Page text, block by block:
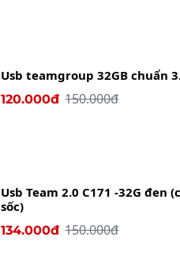
Usb teamgroup 32GB chuẩn
120.000đ 150.000đ
Usb Team 2.0 C171 -32G đen
sốc)
134.000đ 150.000đ